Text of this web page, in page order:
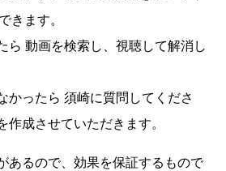
きます。
ら 動画を検索し、視聴して解消し
かったら 須崎に質問してくださ
作成させていただきます。
あるので、効果を保証するもので